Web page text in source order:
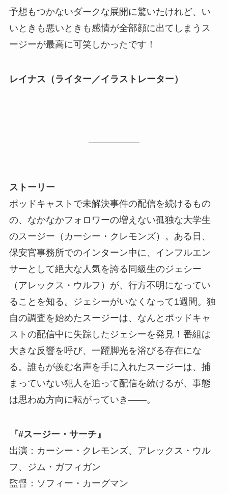
予想もつかないダークな展開に驚いたけれど、い
いときも悪いときも感情が全部顔に出てしまうス
ージーが最高に可笑しかったです！
レイナス（ライター／イラストレーター）
ストーリー
ポッドキャストで未解決事件の配信を続けるもの
の、なかなかフォロワーの増えない孤独な大学生
のスージー（カーシー・クレモンズ）。ある日、
保安官事務所でのインターン中に、インフルエン
サーとして絶大な人気を誇る同級生のジェシー
（アレックス・ウルフ）が、行方不明になってい
ることを知る。ジェシーがいなくなって1週間。独
自の調査を始めたスージーは、なんとポッドキャ
ストの配信中に失踪したジェシーを発見！番組は
大きな反響を呼び、一躍脚光を浴びる存在にな
る。誰もが羨む名声を手に入れたスージーは、捕
まっていない犯人を追って配信を続けるが、事態
は思わぬ方向に転がっていき――。
『#スージー・サーチ』
出演：カーシー・クレモンズ、アレックス・ウル
フ、ジム・ガフィガン
監督：ソフィー・カーグマン